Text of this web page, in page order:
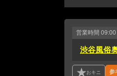
営業時間
渋谷風俗
参